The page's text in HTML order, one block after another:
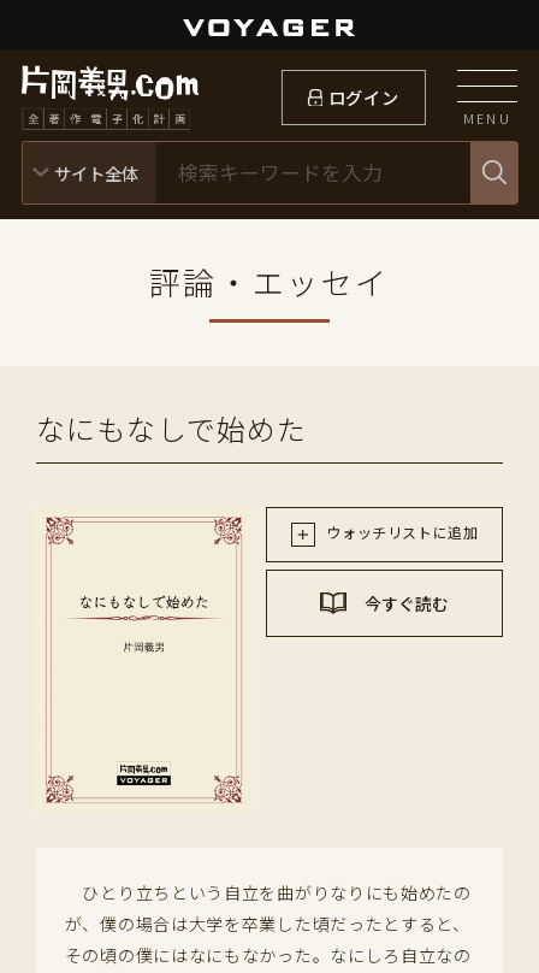
ログイン
MENU
評論・エッセイ
なにもなしで始めた
ウォッチリストに追加
今すぐ読む
ひとり立ちという自立を曲がりなりにも始めたの
が、僕の場合は大学を卒業した頃だったとすると、
その頃の僕にはなにもなかった。なにしろ自立なの